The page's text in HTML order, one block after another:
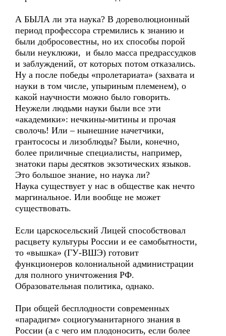
А БЫЛА ли эта наука? В дореволюционный
период профессора стремились к знанию и
были добросовестны, но их способы порой
были неуклюжи, и было масса предрассудков
и заблуждений, от которых потом отказались.
Ну а после победы «пролетариата» (захвата и
науки в том числе, упыриным племенем), о
какой научности можно было говорить.
Неужели людьми науки были все эти
«академики»: нечкины-митины и прочая
сволочь! Или – нынешние начетчики,
грантососы и лизоблюды? Были, конечно,
более приличные специалисты, например,
знатоки пары десятков экзотических языков.
Это большое знание, но наука ли?
Наука существует у нас в обществе как нечто
маргинальное. Или вообще не может
существовать.
Если царскосельский Лицей способствовал
расцвету культуры России и ее самобытности,
то «вышка» (ГУ-ВШЭ) готовит
функционеров колониальной администрации
для полного уничтожения РФ.
Образовательная политика, однако.
При общей бесплодности современных
«парадигм» социогуманитарного знания в
России (а с чего им плодоносить, если более